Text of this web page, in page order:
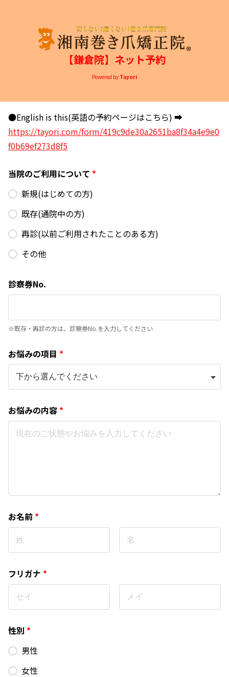
【鎌倉院】ネット予約
Powered by Tayori
●English is this(英語の予約ページはこちら) ➡
https://tayori.com/form/419c9de30a2651ba8f34a4e9e0
f0b69ef273d8f5
当院のご利用について *
新規(はじめての方)
既存(通院中の方)
再診(以前ご利用されたことのある方)
その他
診察券No.
※既存・再診の方は、診察券No.を入力してください
お悩みの項目 *
お悩みの内容 *
お名前 *
フリガナ *
性別 *
男性
女性